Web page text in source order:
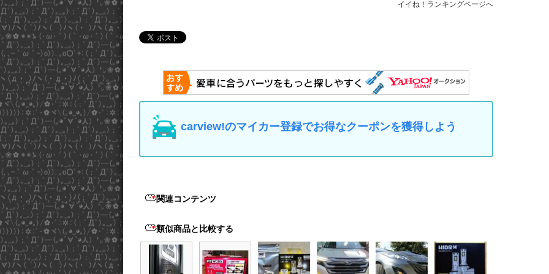
イイね！ランキングページへ
carview!のマイカー登録でお得なクーポンを獲得しよう
関連コンテンツ
類似商品と比較する